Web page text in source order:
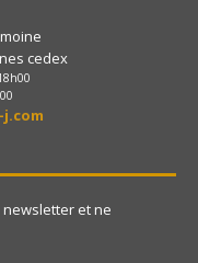
cedex
et ne